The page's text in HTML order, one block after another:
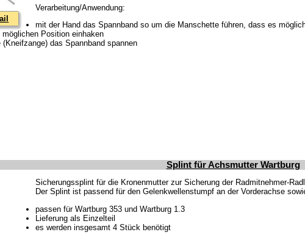
Verarbeitung/Anwendung:
mit der Hand das Spannband so um die Manschette führen, dass es
Position einhaken
(Kneifzange) das Spannband spannen
Splint für Achsmutter Wartburg
Sicherungssplint für die Kronenmutter zur Sicherung der Radmitnehmer-
Der Splint ist passend für den Gelenkwellenstumpf an der Vorderachse
passen für Wartburg 353 und Wartburg 1.3
Lieferung als Einzelteil
es werden insgesamt 4 Stück benötigt